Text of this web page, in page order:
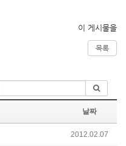
이 게시물을
목록
날짜
2012.02.07